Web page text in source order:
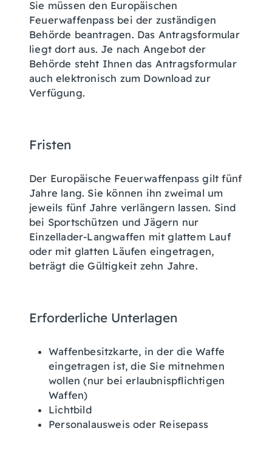
Sie müssen den Europäischen
Feuerwaffenpass bei der zuständigen
Behörde beantragen. Das Antragsformular
liegt dort aus. Je nach Angebot der
Behörde steht Ihnen das Antragsformular
auch elektronisch zum Download zur
Verfügung.
Fristen
Der Europäische Feuerwaffenpass gilt fünf
Jahre lang. Sie können ihn zweimal um
jeweils fünf Jahre verlängern lassen. Sind
bei Sportschützen und Jägern nur
Einzellader-Langwaffen mit glattem Lauf
oder mit glatten Läufen eingetragen,
beträgt die Gültigkeit zehn Jahre.
Erforderliche Unterlagen
Waffenbesitzkarte, in der die Waffe
eingetragen ist, die Sie mitnehmen
wollen (nur bei erlaubnispflichtigen
Waffen)
Lichtbild
Personalausweis oder Reisepass